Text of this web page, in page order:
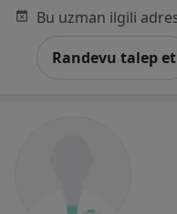
Randevu talep et